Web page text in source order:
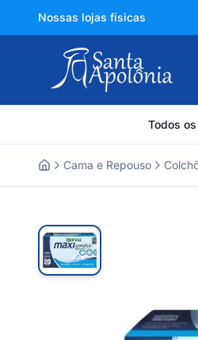
Nossas lojas físicas
Todos
Cama e Repouso